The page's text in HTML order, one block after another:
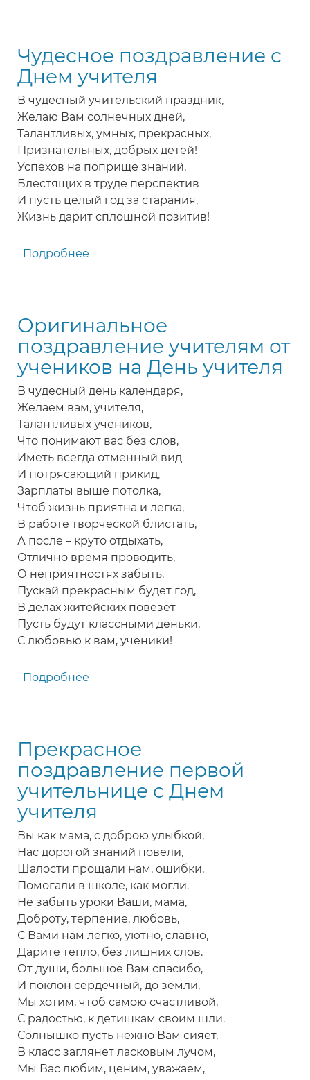
учителям
с
праздником
Днем
учителя
Чудесное поздравление с
Днем учителя
В чудесный учительский праздник,
Желаю Вам солнечных дней,
Талантливых, умных, прекрасных,
Признательных, добрых детей!
Успехов на поприще знаний,
Блестящих в труде перспектив
И пусть целый год за старания,
Жизнь дарит сплошной позитив!
Подробнее
Днем
учителя
Оригинальное
поздравление учителям от
учеников на День учителя
В чудесный день календаря,
Желаем вам, учителя,
Талантливых учеников,
Что понимают вас без слов,
Иметь всегда отменный вид
И потрясающий прикид,
Зарплаты выше потолка,
Чтоб жизнь приятна и легка,
В работе творческой блистать,
А после – круто отдыхать,
Отлично время проводить,
О неприятностях забыть.
Пускай прекрасным будет год,
В делах житейских повезет
Пусть будут классными деньки,
С любовью к вам, ученики!
Подробнее
от
учеников
на
День
учителя
Прекрасное
поздравление первой
учительнице с Днем
учителя
Вы как мама, с доброю улыбкой,
Нас дорогой знаний повели,
Шалости прощали нам, ошибки,
Помогали в школе, как могли.
Не забыть уроки Ваши, мама,
Доброту, терпение, любовь,
С Вами нам легко, уютно, славно,
Дарите тепло, без лишних слов.
От души, большое Вам спасибо,
И поклон сердечный, до земли,
Мы хотим, чтоб самою счастливой,
С радостью, к детишкам своим шли.
Солнышко пусть нежно Вам сияет,
В класс заглянет ласковым лучом,
Мы Вас любим, ценим, уважаем,